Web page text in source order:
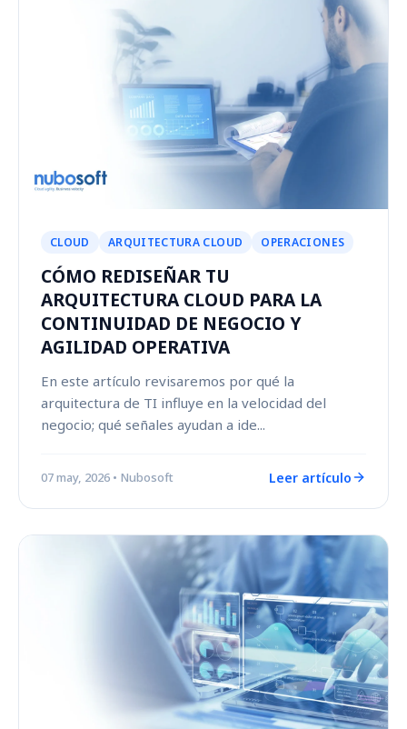
CLOUD ARQUITECTURA CLOUD OPERACIONES
CÓMO REDISEÑAR TU
ARQUITECTURA CLOUD PARA LA
CONTINUIDAD DE NEGOCIO Y
AGILIDAD OPERATIVA
En este artículo revisaremos por qué la
arquitectura de TI influye en la velocidad del
negocio; qué señales ayudan a ide...
07 may, 2026 • Nubosoft Leer artículo